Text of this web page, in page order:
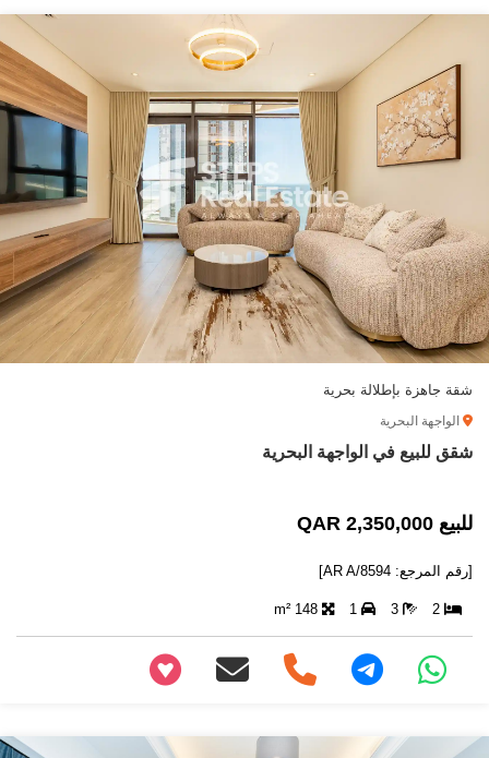
شقة جاهزة بإطلالة بحرية
الواجهة البحرية
شقق للبيع في الواجهة البحرية
للبيع 2,350,000 QAR
[رقم المرجع: AR A/8594]
2
3
1
148 m²